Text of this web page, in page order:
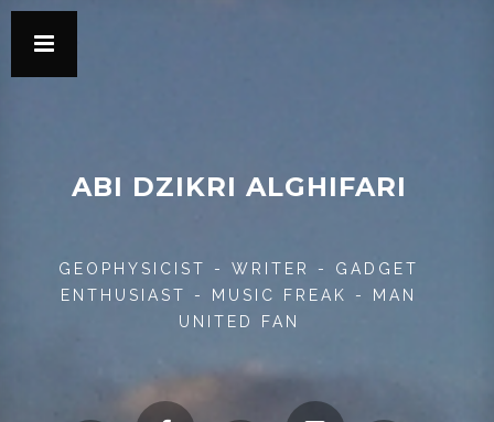
ABI DZIKRI ALGHIFARI
GEOPHYSICIST - WRITER - GADGET
ENTHUSIAST - MUSIC FREAK - MAN
UNITED FAN